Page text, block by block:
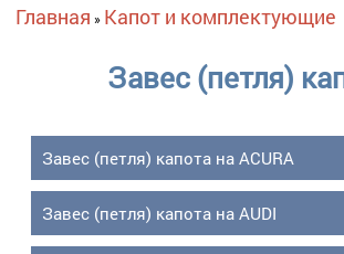
Вы здесь
Главная » Капот и комплектующие
Завес (петля)
Завес (петля) капота на ACURA
Завес (петля) капота на AUDI